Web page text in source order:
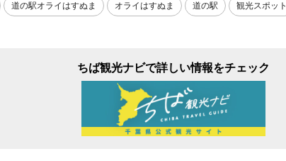
道の駅オライはすぬま オライはすぬま 道の駅 観光スポット
ちば観光ナビで詳しい情報をチェック